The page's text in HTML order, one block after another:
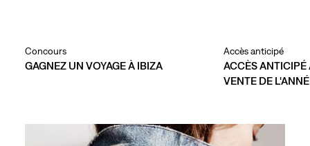
Concours
GAGNEZ UN VOYAGE À IBIZA
Accès anticipé
ACCÈS ANTICIPÉ
VENTE DE